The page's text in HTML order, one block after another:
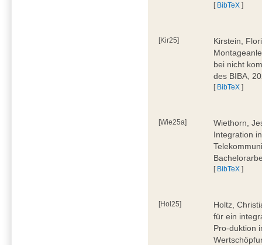
[ BibTeX ]
[Kir25]
Kirstein,
bei nicht
des BIBA,
[ BibTeX ]
[Wie25a]
Wiethorn,
Integration
[ BibTeX ]
[Hol25]
Holtz,
für ein
Pro-duktion